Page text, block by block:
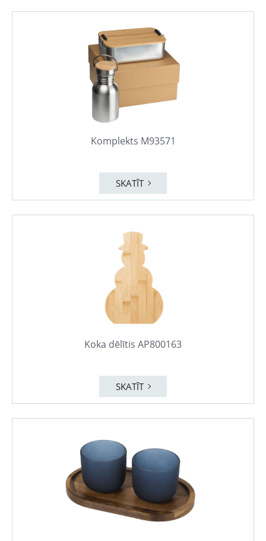
Komplekts M93571
SKATĪT
Koka dēlītis AP800163
SKATĪT